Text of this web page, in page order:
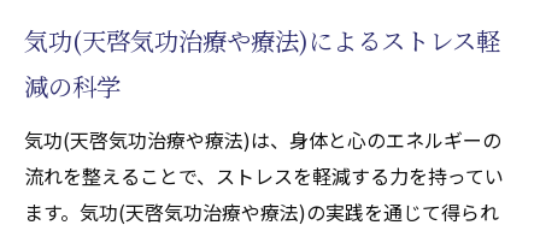
難病患者のための気功(天啓気功治療や療法)
サポートネットワーク
よる難病への新たな挑戦
気功(天啓気功治療や療法)の力で線維筋痛症を
寛解させる可能性と実践法
気功(天啓気功治療や療法)によるストレス軽
減の科学
気功(天啓気功治療や療法)は、身体と心のエネルギーの
流れを整えることで、ストレスを軽減する力を持ってい
ます。気功(天啓気功治療や療法)の実践を通じて得られ